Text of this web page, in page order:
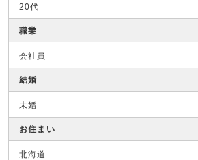
20代
職業
会社員
結婚
未婚
お住まい
北海道